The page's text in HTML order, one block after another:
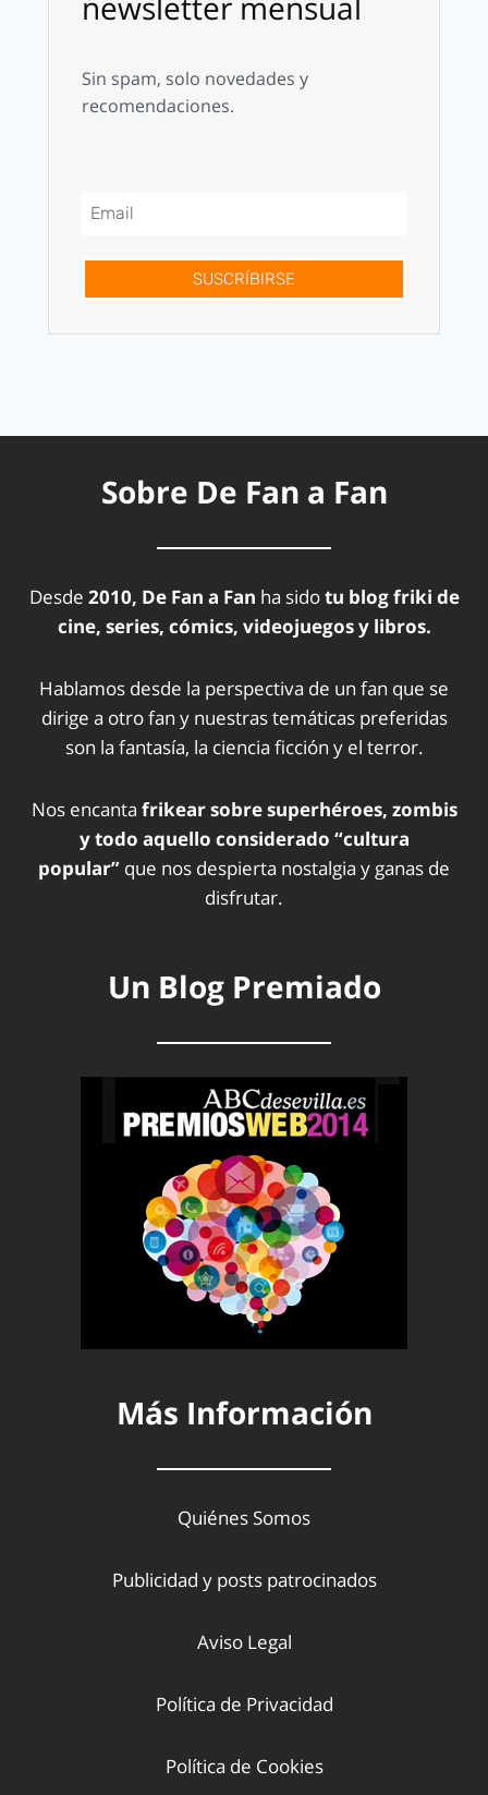
Sin spam, solo novedades y
recomendaciones.
SUSCRÍBIRSE
Sobre De Fan a Fan
Desde 2010, De Fan a Fan ha sidotu blog friki de
cine, series, cómics, videojuegos y libros.
Hablamos desde la perspectiva de un fan que se
dirige a otro fan y nuestras temáticas preferidas
son la fantasía, la ciencia ficción y el terror.
Nos encanta frikear sobre superhéroes, zombis
y todo aquello considerado “cultura
popular” que nos despierta nostalgia y ganas de
disfrutar.
Un Blog Premiado
Más Información
Quiénes Somos
Publicidad y posts patrocinados
Aviso Legal
Política de Privacidad
Política de Cookies